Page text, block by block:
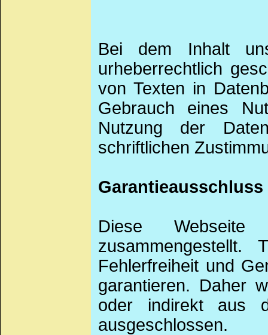
Bei dem Inhalt
urheberrechtlich
von Texten in
Gebrauch eines
Nutzung der
schriftlichen
Garantieausschluss
Diese
Fehlerfreiheit und
garantieren. Daher
oder indirekt aus
ausgeschlossen.